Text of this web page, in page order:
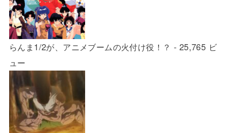
らんま1/2が、アニメブームの火付け役！？ - 25,765 ビ
ュー